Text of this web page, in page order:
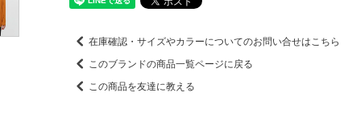
在庫確認・サイズやカラーについてのお問い合せはこちら
このブランドの商品一覧ページに戻る
この商品を友達に教える